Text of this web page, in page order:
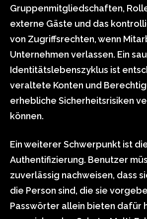
Gruppenmitgliedschaften,
externe Gäste und das
von Zugriffsrechten, wenn
Unternehmen verlassen. Ein
Identitätslebenszyklus ist
veraltete Konten und
erhebliche Sicherheitsrisiken
können.
Ein weiterer Schwerpunkt ist
Authentifizierung. Benutzer
zuverlässig nachweisen, dass
die Person sind, die sie
Passwörter allein bieten dafür